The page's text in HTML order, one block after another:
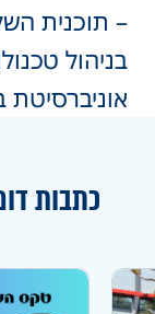
בניהול
אוניברסיטת
כתבות